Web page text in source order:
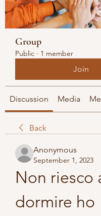
Group
Public · 1 member
Join
Discussion Media
Back
Anonymous
September 1, 2023
Non riesco
dormire ho